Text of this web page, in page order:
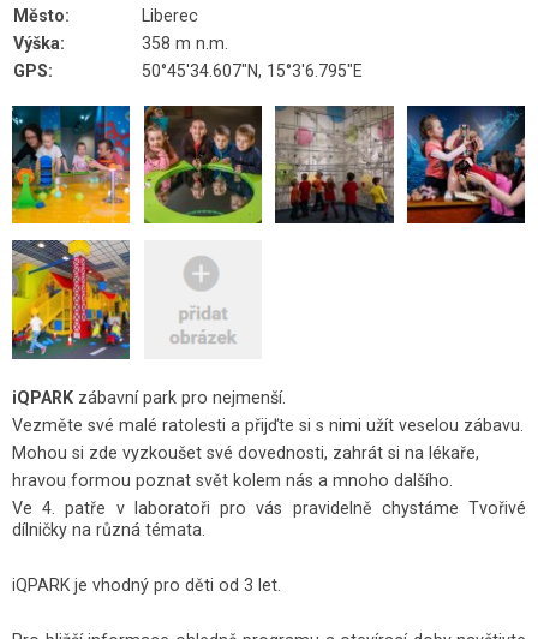
Město:
Liberec
Výška:
358 m n.m.
GPS:
50°45'34.607"N, 15°3'6.795"E
iQPARK zábavní park pro nejmenší.
Vezměte své malé ratolesti a přijďte si s nimi užít veselou zábavu.
Mohou si zde vyzkoušet své dovednosti, zahrát si na lékaře,
hravou formou poznat svět kolem nás a mnoho dalšího.
Ve 4. patře v laboratoři pro vás pravidelně chystáme Tvořivé
dílničky na různá témata.
iQPARK je vhodný pro děti od 3 let.